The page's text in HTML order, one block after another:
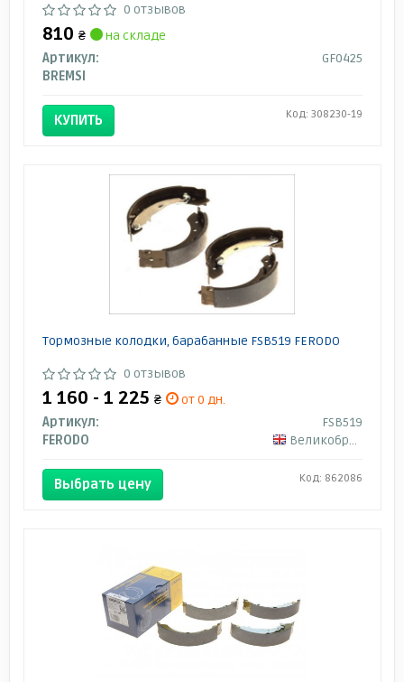
0 отзывов
810 ₴
на складе
Артикул:
GF0425
BREMSI
КУПИТЬ Код: 308230-19
Тормозные колодки, барабанные FSB519 FERODO
0 отзывов
1 160 - 1 225 ₴
от 0 дн.
Артикул:
FSB519
FERODO
Великобритания
Выбрать цену Код: 862086